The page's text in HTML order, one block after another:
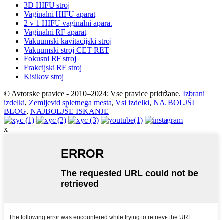
3D HIFU stroj
Vaginalni HIFU aparat
2 v 1 HIFU vaginalni aparat
Vaginalni RF aparat
Vakuumski kavitacijski stroj
Vakuumski stroj CET RET
Fokusni RF stroj
Frakcijski RF stroj
Kisikov stroj
© Avtorske pravice - 2010–2024: Vse pravice pridržane. Izbrani
izdelki, Zemljevid spletnega mesta, Vsi izdelki, NAJBOLJŠI
BLOG, NAJBOLJŠE ISKANJE
x